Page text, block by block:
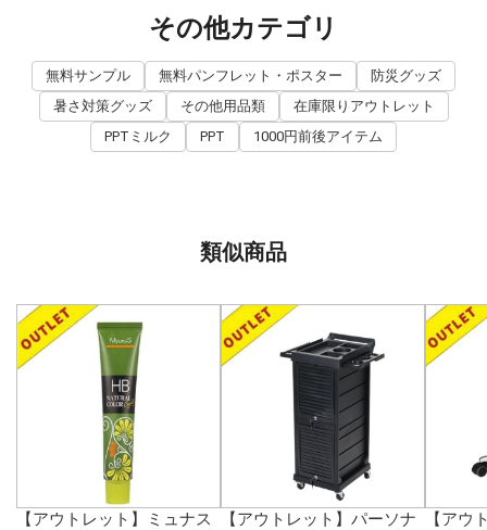
その他カテゴリ
無料サンプル 無料パンフレット・ポスター
防災グッズ
暑さ対策グッズ
その他用品類
在庫限りアウトレット
PPTミルク
PPT 1000円前後アイテム
類似商品
【アウトレット】ミュナス
【アウトレット】パーソナ
【アウ